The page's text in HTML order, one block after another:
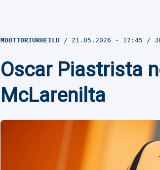
MOOTTORIURHEILU 21.05.2026 - 17:45
Oscar Piastrista
McLarenilta